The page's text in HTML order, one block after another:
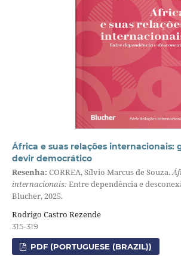
África e suas relações internacionais:
devir democrático
Resenha: CORREA, Sílvio Marcus de Souza.
internacionais: Entre dependência e
Blucher, 2025.
Rodrigo Castro Rezende
315-319
PDF (PORTUGUESE (BRAZIL))